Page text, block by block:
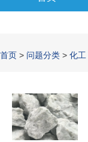
首页 > 问题分类 > 化工